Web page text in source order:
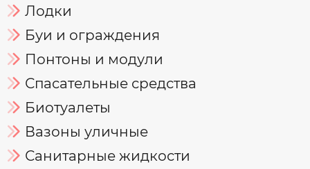
Лодки
Буи и ограждения
Понтоны и модули
Спасательные средства
Биотуалеты
Вазоны уличные
Санитарные жидкости